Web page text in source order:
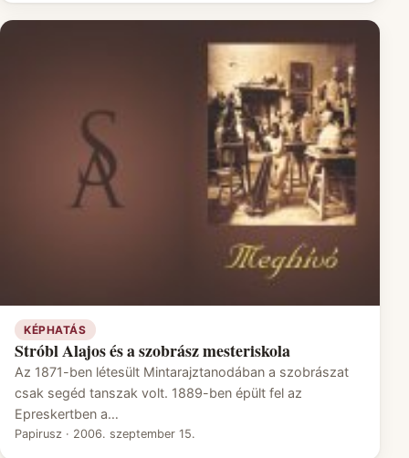
KÉPHATÁS
Stróbl Alajos és a szobrász mesteriskola
Az 1871-ben létesült Mintarajztanodában a szobrászat
csak segéd tanszak volt. 1889-ben épült fel az
Epreskertben a…
Papirusz · 2006. szeptember 15.